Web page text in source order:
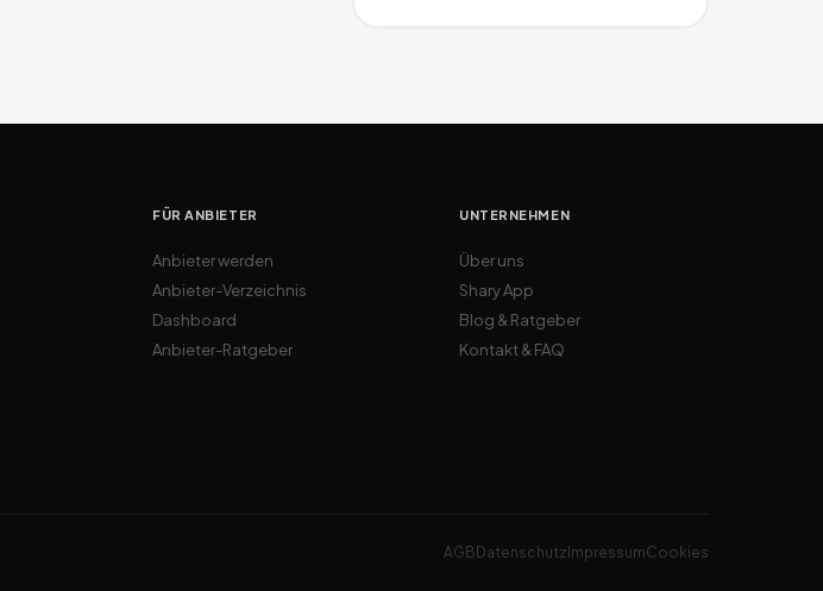
FÜR ANBIETER
Anbieter werden
Anbieter-Verzeichnis
Dashboard
Anbieter-Ratgeber
UNTERNEHMEN
Über uns
Shary App
Blog & Ratgeber
Kontakt & FAQ
AGB Datenschutz ImpressumCookies